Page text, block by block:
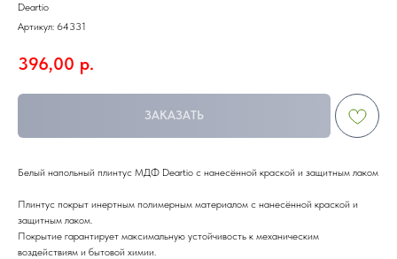
Deartio
Артикул: 64331
396,00 р.
ЗАКАЗАТЬ
Белый напольный плинтус МДФ Deartio с нанесённой краской и защитным лаком
Плинтус покрыт инертным полимерным материалом с нанесённой краской и
защитным лаком.
Покрытие гарантирует максимальную устойчивость к механическим
воздействиям и бытовой химии.